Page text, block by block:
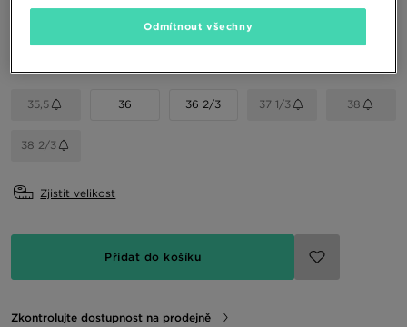
35,5 36 36 2/3 37 1/3 38
38 2/3
Zjistit velikost
Přidat do košíku
Zkontrolujte dostupnost na prodejně
Odmítnout všechny